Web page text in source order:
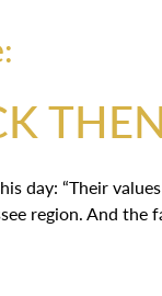
“Their values
region. And the